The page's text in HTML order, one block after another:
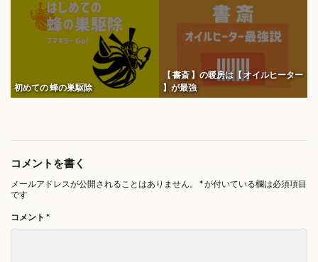
初めての 蜂の巣駆除
【 書斎 】の暖房は【 オイルヒーター
】が最強
コメントを書く
メールアドレスが公開されることはありません。 *が付いている欄は必須項目
です
コメント *